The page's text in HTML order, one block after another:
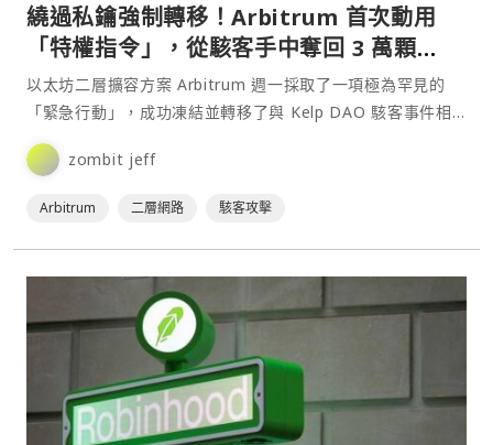
繞過私鑰強制轉移！Arbitrum 首次動用
「特權指令」，從駭客手中奪回 3 萬顆
ETH
以太坊二層擴容方案 Arbitrum 週一採取了一項極為罕見的
「緊急行動」，成功凍結並轉移了與 Kelp DAO 駭客事件相
關的 30,766 顆以太幣（ETH），⋯
zombit jeff
Arbitrum 二層網路 駭客攻擊